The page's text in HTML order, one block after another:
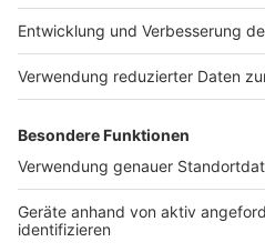
Wer als Pendler einen E-
muss das Gefährt
ist, muss eine Fahrradkarte
regionalen Nahverkehr gelten
unterschiedliche
Verkehrsbetriebe erlauben